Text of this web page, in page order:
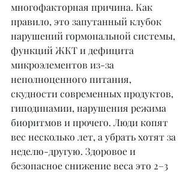
многофакторная причина. Как
правило, это запутанный клубок
нарушений гормональной системы,
функций ЖКТ и дефицита
микроэлементов из-за
неполноценного питания,
скудности современных продуктов,
гиподинамии, нарушения режима
биоритмов и прочего. Люди копят
вес несколько лет, а убрать хотят за
неделю-другую. Здоровое и
безопасное снижение веса это 2–3